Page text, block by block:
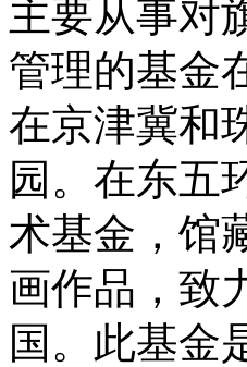
主要从事对
管理的基金
在京津冀和
园。在东五
术基金，馆
画作品，致
国。此基金